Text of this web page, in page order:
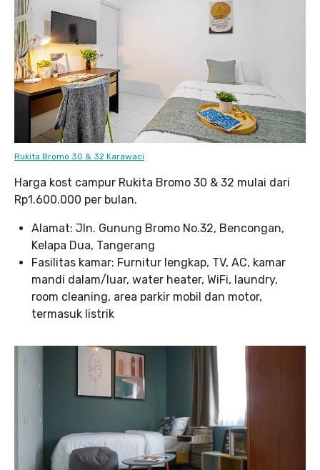
Rukita Bromo 30 & 32 Karawaci
Harga kost campur Rukita Bromo 30 & 32 mulai dari
Rp1.600.000 per bulan.
Alamat: Jln. Gunung Bromo No.32, Bencongan,
Kelapa Dua, Tangerang
Fasilitas kamar: Furnitur lengkap, TV, AC, kamar
mandi dalam/luar, water heater, WiFi, laundry,
room cleaning, area parkir mobil dan motor,
termasuk listrik